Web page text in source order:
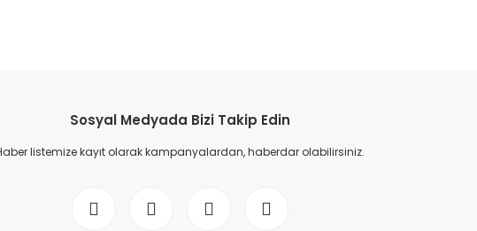
Sosyal Medyada Bizi Takip Edin
listemize kayıt olarak kampanyalardan, haberdar olabilirsiniz.